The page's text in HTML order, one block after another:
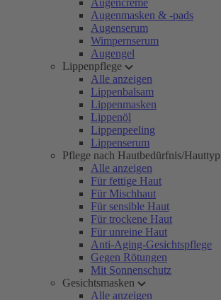
Augencreme
Augenmasken & -pads
Augenserum
Wimpernserum
Augengel
Lippenpflege
Alle anzeigen
Lippenbalsam
Lippenmasken
Lippenöl
Lippenpeeling
Lippenserum
Pflege nach Hautbedürfnis/Hauttyp
Alle anzeigen
Für fettige Haut
Für Mischhaut
Für sensible Haut
Für trockene Haut
Für unreine Haut
Anti-Aging-Gesichtspflege
Gegen Rötungen
Mit Sonnenschutz
Gesichtsmasken
Alle anzeigen